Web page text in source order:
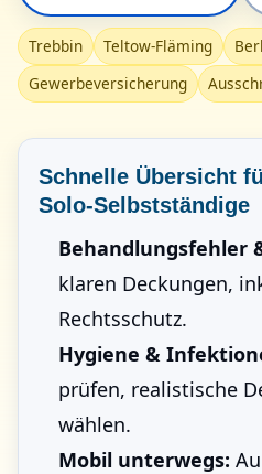
Trebbin Teltow-Fläming
Gewerbeversicherung
Schnelle Übersicht
Solo-Selbstständige
Behandlungsfehler
klaren Deckungen,
Rechtsschutz.
Hygiene &
prüfen, realistische
wählen.
Mobil unterwegs: